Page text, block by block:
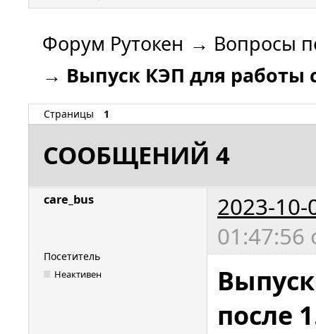
Форум Рутокен → Вопросы
→ Выпуск КЭП для работы
Страницы 1
СООБЩЕНИЙ 4
care_bus
2023-10-
01:47:56
Посетитель
Неактивен
после